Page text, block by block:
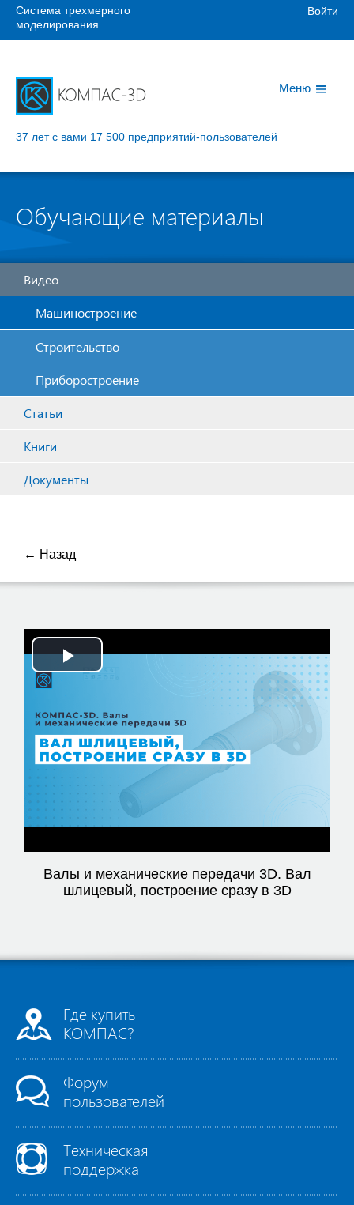
Система трехмерного
моделирования
Войти
Меню
37 лет с вами 17 500 предприятий-пользователей
Обучающие материалы
Видео
Машиностроение
Строительство
Приборостроение
Статьи
Книги
Документы
← Назад
Play
Video
Валы и механические передачи 3D. Вал
шлицевый, построение сразу в 3D
Где купить
КОМПАС?
Форум
пользователей
Техническая
поддержка